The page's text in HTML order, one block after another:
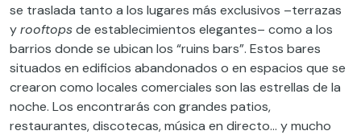
se traslada tanto a los lugares más exclusivos –terrazas
yrooftopsde establecimientos elegantes– como a los
barrios donde se ubican los “ruins bars”. Estos bares
situados en edificios abandonados o en espacios que se
crearon como locales comerciales son las estrellas de la
noche. Los encontrarás con grandes patios,
restaurantes, discotecas, música en directo… y mucho